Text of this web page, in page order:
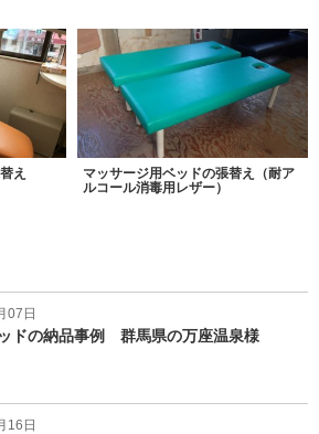
え
マッサージ用ベッドの張替え（耐ア
ルコール消毒用レザー）
07日
ドの納品事例 群馬県の万座温泉様
16日